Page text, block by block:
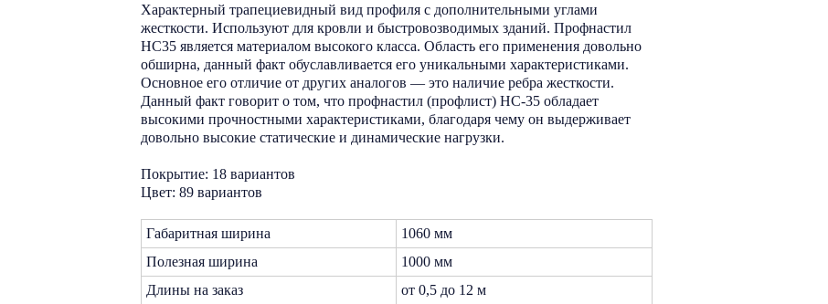
Характерный трапециевидный вид профиля с дополнительными углами
жесткости. Используют для кровли и быстровозводимых зданий. Профнастил
НС35 является материалом высокого класса. Область его применения довольно
обширна, данный факт обуславливается его уникальными характеристиками.
Основное его отличие от других аналогов — это наличие ребра жесткости.
Данный факт говорит о том, что профнастил (профлист) НС-35 обладает
высокими прочностными характеристиками, благодаря чему он выдерживает
довольно высокие статические и динамические нагрузки.
Покрытие: 18 вариантов
Цвет: 89 вариантов
Габаритная ширина
1060 мм
Полезная ширина
1000 мм
Длины на заказ
от 0,5 до 12 м